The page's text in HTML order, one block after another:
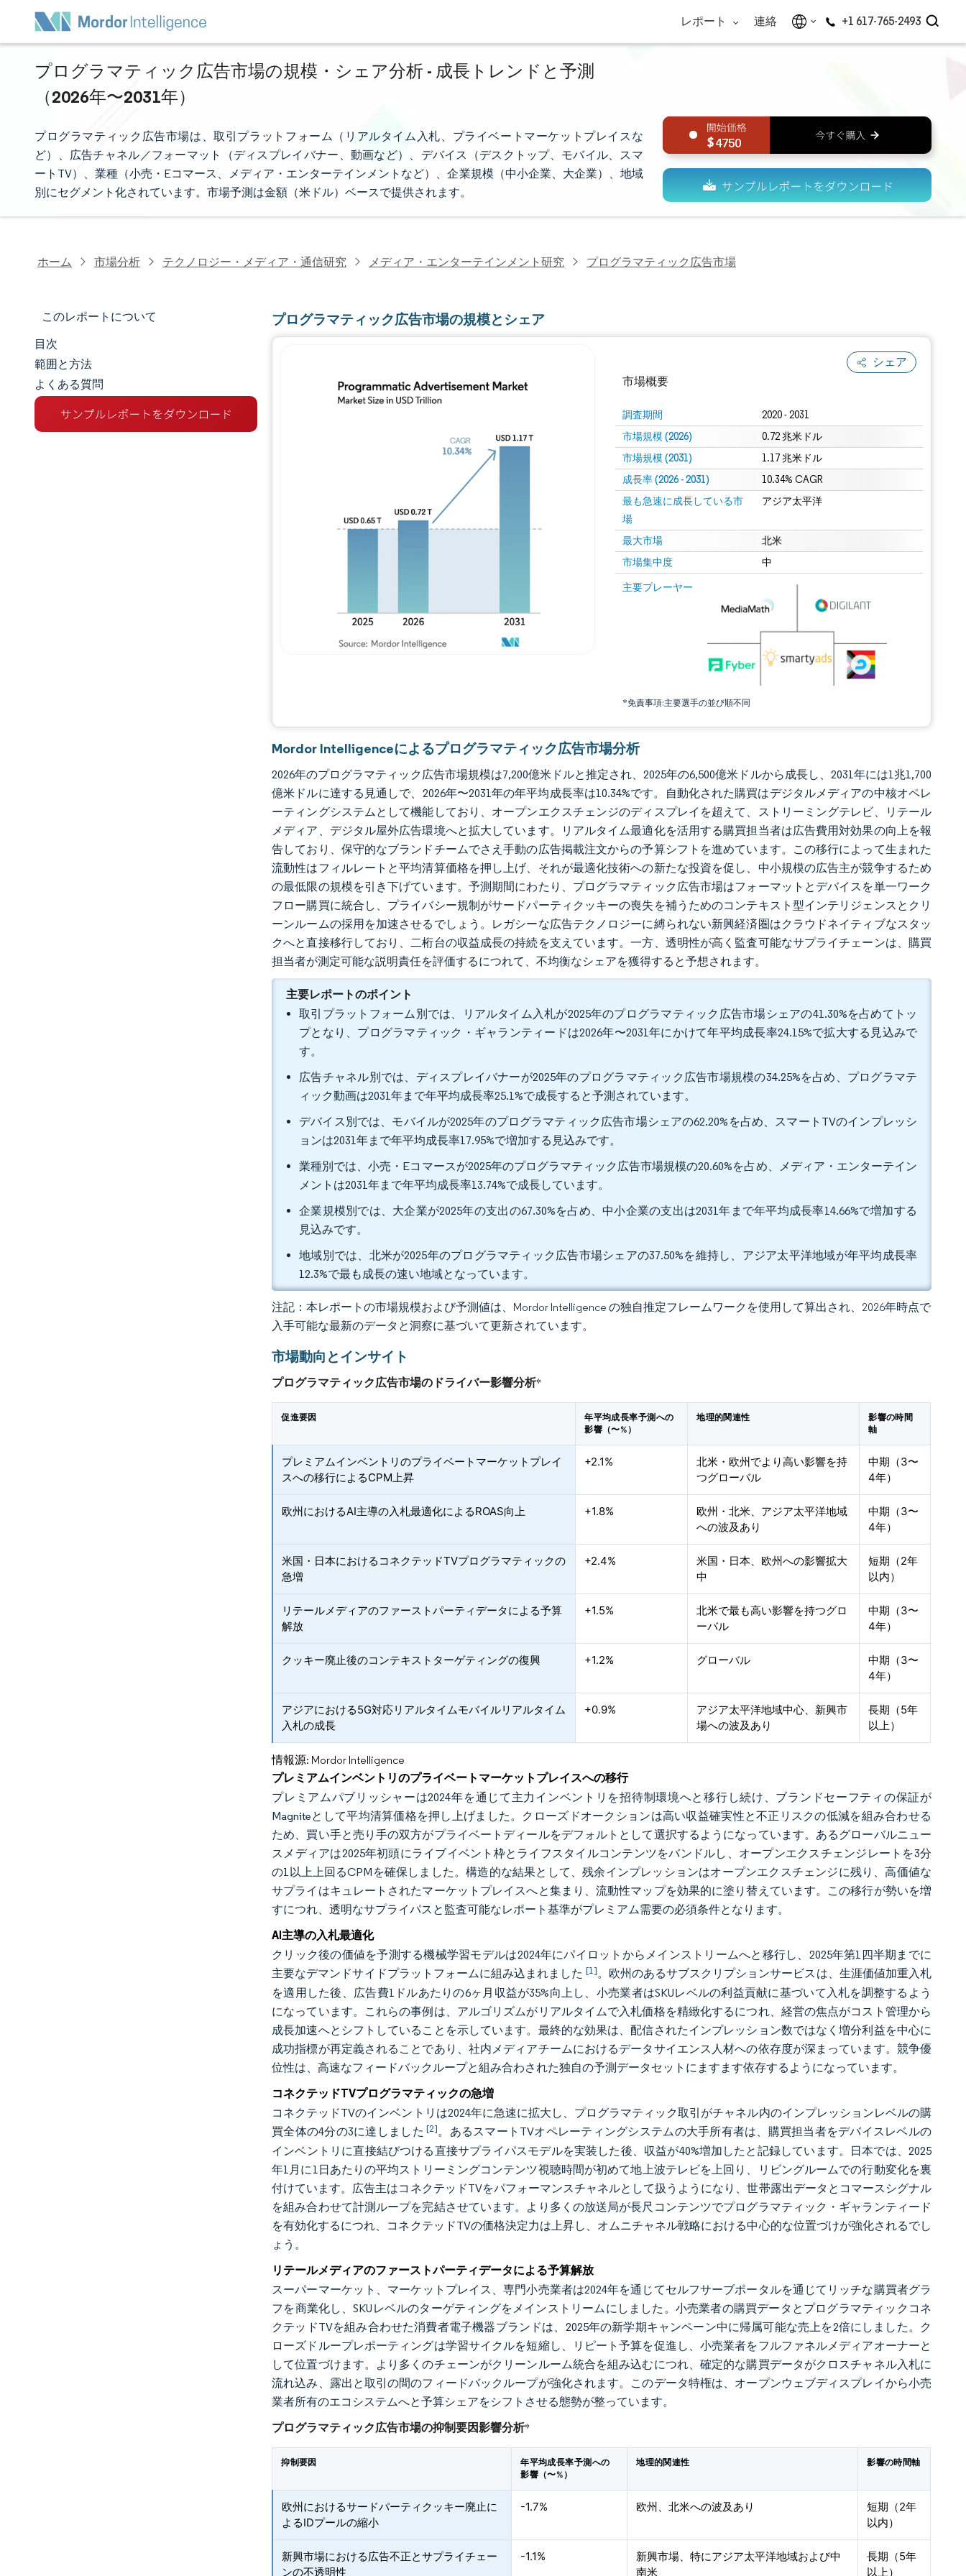
レポート 連絡 +1 617-765-2493
プログラマティック広告市場の規模・シェア分析 - 成長トレンドと予測
（2026年〜2031年）
プログラマティック広告市場は、取引プラットフォーム（リアルタイム入札、プライベートマーケットプレイスな
ど）、広告チャネル／フォーマット（ディスプレイバナー、動画など）、デバイス（デスクトップ、モバイル、スマ
ートTV）、業種（小売・Eコマース、メディア・エンターテインメントなど）、企業規模（中小企業、大企業）、地域
別にセグメント化されています。市場予測は金額（米ドル）ベースで提供されます。
4750
ホーム 市場分析 テクノロジー・メディア・通信研究 メディア・エンターテインメント研究 プログラマティック広告市場
このレポートについて
市場規模とシェア
市場分析
トレンドとインサイト
目次
範囲と方法
よくある質問
プログラマティック広告市場の規模とシェア
シェア
市場概要
調査期間 2020 - 2031
市場規模 (2026) 0.72 兆米ドル
市場規模 (2031) 1.17 兆米ドル
成長率 (2026 - 2031) 10.34% CAGR
最も急速に成長している市
場
アジア太平洋
最大市場 北米
市場集中度 中
主要プレーヤー
*免責事項:主要選手の並び順不同
画像 © Mordor Intelligence。再利用にはCC BY 4.0の表示が必要です。
画像 © Mordor Intelligence。再利用にはCC BY 4.0の表示が必要です。
Mordor Intelligenceによるプログラマティック広告市場分析
2026年のプログラマティック広告市場規模は7,200億米ドルと推定され、2025年の6,500億米ドルから成長し、2031年には1兆1,700
億米ドルに達する見通しで、2026年〜2031年の年平均成長率は10.34%です。自動化された購買はデジタルメディアの中核オペレ
ーティングシステムとして機能しており、オープンエクスチェンジのディスプレイを超えて、ストリーミングテレビ、リテール
メディア、デジタル屋外広告環境へと拡大しています。リアルタイム最適化を活用する購買担当者は広告費用対効果の向上を報
告しており、保守的なブランドチームでさえ手動の広告掲載注文からの予算シフトを進めています。この移行によって生まれた
流動性はフィルレートと平均清算価格を押し上げ、それが最適化技術への新たな投資を促し、中小規模の広告主が競争するため
の最低限の規模を引き下げています。予測期間にわたり、プログラマティック広告市場はフォーマットとデバイスを単一ワーク
フロー購買に統合し、プライバシー規制がサードパーティクッキーの喪失を補うためのコンテキスト型インテリジェンスとクリ
ーンルームの採用を加速させるでしょう。レガシーな広告テクノロジーに縛られない新興経済圏はクラウドネイティブなスタッ
クへと直接移行しており、二桁台の収益成長の持続を支えています。一方、透明性が高く監査可能なサプライチェーンは、購買
担当者が測定可能な説明責任を評価するにつれて、不均衡なシェアを獲得すると予想されます。
主要レポートのポイント
取引プラットフォーム別では、リアルタイム入札が2025年のプログラマティック広告市場シェアの41.30%を占めてトッ
プとなり、プログラマティック・ギャランティードは2026年〜2031年にかけて年平均成長率24.15%で拡大する見込みで
す。
広告チャネル別では、ディスプレイバナーが2025年のプログラマティック広告市場規模の34.25%を占め、プログラマテ
ィック動画は2031年まで年平均成長率25.1%で成長すると予測されています。
デバイス別では、モバイルが2025年のプログラマティック広告市場シェアの62.20%を占め、スマートTVのインプレッシ
ョンは2031年まで年平均成長率17.95%で増加する見込みです。
業種別では、小売・Eコマースが2025年のプログラマティック広告市場規模の20.60%を占め、メディア・エンターテイン
メントは2031年まで年平均成長率13.74%で成長しています。
企業規模別では、大企業が2025年の支出の67.30%を占め、中小企業の支出は2031年まで年平均成長率14.66%で増加する
見込みです。
地域別では、北米が2025年のプログラマティック広告市場シェアの37.50%を維持し、アジア太平洋地域が年平均成長率
12.3%で最も成長の速い地域となっています。
注記：本レポートの市場規模および予測値は、Mordor Intelligence の独自推定フレームワークを使用して算出され、2026年時点で
入手可能な最新のデータと洞察に基づいて更新されています。
市場動向とインサイト
プログラマティック広告市場のドライバー影響分析*
促進要因
年平均成長率予測への
影響（〜%）
地理的関連性
影響の時間
軸
プレミアムインベントリのプライベートマーケットプレイ
スへの移行によるCPM上昇
+2.1%
北米・欧州でより高い影響を持
つグローバル
中期（3〜
4年）
欧州におけるAI主導の入札最適化によるROAS向上 +1.8%
欧州・北米、アジア太平洋地域
への波及あり
中期（3〜
4年）
米国・日本におけるコネクテッドTVプログラマティックの
急増
+2.4%
米国・日本、欧州への影響拡大
中
短期（2年
以内）
リテールメディアのファーストパーティデータによる予算
解放
+1.5%
北米で最も高い影響を持つグロ
ーバル
中期（3〜
4年）
クッキー廃止後のコンテキストターゲティングの復興 +1.2% グローバル
中期（3〜
4年）
アジアにおける5G対応リアルタイムモバイルリアルタイム
入札の成長
+0.9%
アジア太平洋地域中心、新興市
場への波及あり
長期（5年
以上）
情報源: Mordor Intelligence
プレミアムインベントリのプライベートマーケットプレイスへの移行
プレミアムパブリッシャーは2024年を通じて主力インベントリを招待制環境へと移行し続け、ブランドセーフティの保証が
Magniteとして平均清算価格を押し上げました。クローズドオークションは高い収益確実性と不正リスクの低減を組み合わせる
ため、買い手と売り手の双方がプライベートディールをデフォルトとして選択するようになっています。あるグローバルニュー
スメディアは2025年初頭にライブイベント枠とライフスタイルコンテンツをバンドルし、オープンエクスチェンジレートを3分
の1以上上回るCPMを確保しました。構造的な結果として、残余インプレッションはオープンエクスチェンジに残り、高価値な
サプライはキュレートされたマーケットプレイスへと集まり、流動性マップを効果的に塗り替えています。この移行が勢いを増
すにつれ、透明なサプライパスと監査可能なレポート基準がプレミアム需要の必須条件となります。
AI主導の入札最適化
クリック後の価値を予測する機械学習モデルは2024年にパイロットからメインストリームへと移行し、2025年第1四半期までに
主要なデマンドサイドプラットフォームに組み込まれました [1]。欧州のあるサブスクリプションサービスは、生涯価値加重入札
を適用した後、広告費1ドルあたりの6ヶ月収益が35%向上し、小売業者はSKUレベルの利益貢献に基づいて入札を調整するよう
になっています。これらの事例は、アルゴリズムがリアルタイムで入札価格を精緻化するにつれ、経営の焦点がコスト管理から
成長加速へとシフトしていることを示しています。最終的な効果は、配信されたインプレッション数ではなく増分利益を中心に
成功指標が再定義されることであり、社内メディアチームにおけるデータサイエンス人材への依存度が深まっています。競争優
位性は、高速なフィードバックループと組み合わされた独自の予測データセットにますます依存するようになっています。
コネクテッドTVプログラマティックの急増
コネクテッドTVのインベントリは2024年に急速に拡大し、プログラマティック取引がチャネル内のインプレッションレベルの購
買全体の4分の3に達しました[2]。あるスマートTVオペレーティングシステムの大手所有者は、購買担当者をデバイスレベルの
インベントリに直接結びつける直接サプライパスモデルを実装した後、収益が40%増加したと記録しています。日本では、2025
年1月に1日あたりの平均ストリーミングコンテンツ視聴時間が初めて地上波テレビを上回り、リビングルームでの行動変化を裏
付けています。広告主はコネクテッドTVをパフォーマンスチャネルとして扱うようになり、世帯露出データとコマースシグナル
を組み合わせて計測ループを完結させています。より多くの放送局が長尺コンテンツでプログラマティック・ギャランティード
を有効化するにつれ、コネクテッドTVの価格決定力は上昇し、オムニチャネル戦略における中心的な位置づけが強化されるでし
ょう。
リテールメディアのファーストパーティデータによる予算解放
スーパーマーケット、マーケットプレイス、専門小売業者は2024年を通じてセルフサーブポータルを通じてリッチな購買者グラ
フを商業化し、SKUレベルのターゲティングをメインストリームにしました。小売業者の購買データとプログラマティックコネ
クテッドTVを組み合わせた消費者電子機器ブランドは、2025年の新学期キャンペーン中に帰属可能な売上を2倍にしました。ク
ローズドループレポーティングは学習サイクルを短縮し、リピート予算を促進し、小売業者をフルファネルメディアオーナーと
して位置づけます。より多くのチェーンがクリーンルーム統合を組み込むにつれ、確定的な購買データがクロスチャネル入札に
流れ込み、露出と取引の間のフィードバックループが強化されます。このデータ特権は、オープンウェブディスプレイから小売
業者所有のエコシステムへと予算シェアをシフトさせる態勢が整っています。
プログラマティック広告市場の抑制要因影響分析*
抑制要因
年平均成長率予測への
影響（〜%）
地理的関連性 影響の時間軸
欧州におけるサードパーティクッキー廃止に
よるIDプールの縮小
-1.7% 欧州、北米への波及あり
短期（2年
以内）
新興市場における広告不正とサプライチェー
ンの不透明性
-1.1%
新興市場、特にアジア太平洋地域および中
南米
長期（5年
以上）